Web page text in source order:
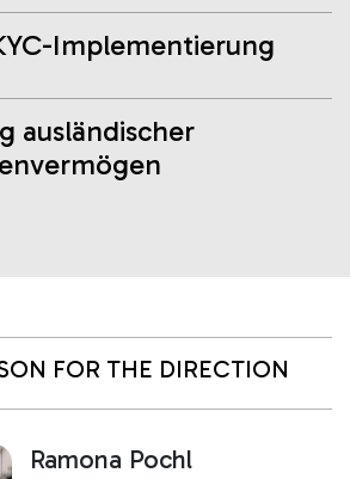
Implementierung
ausländischer
FOR THE DIRECTION
Ramona Pochl